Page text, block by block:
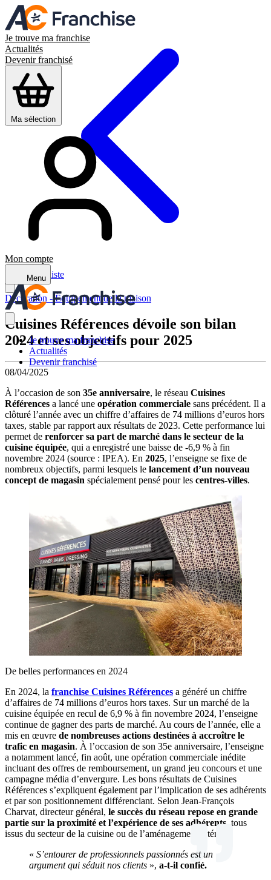
Je trouve ma franchise
Actualités
Devenir franchisé
Ma sélection
Mon compte
Menu
Je trouve ma franchise
Actualités
Devenir franchisé
Retour à la liste
Décoration - Équipement de la maison
Cuisines Références dévoile son bilan
2024 et ses objectifs pour 2025
08/04/2025
À l’occasion de son 35e anniversaire, le réseau Cuisines
Références a lancé une opération commerciale sans précédent. Il a
clôturé l’année avec un chiffre d’affaires de 74 millions d’euros hors
taxes, stable par rapport aux résultats de 2023. Cette performance lui
permet de renforcer sa part de marché dans le secteur de la
cuisine équipée, qui a enregistré une baisse de -6,9 % à fin
novembre 2024 (source : IPEA). En 2025, l’enseigne se fixe de
nombreux objectifs, parmi lesquels le lancement d’un nouveau
concept de magasin spécialement pensé pour les centres-villes.
De belles performances en 2024
En 2024, la franchise Cuisines Références a généré un chiffre
d’affaires de 74 millions d’euros hors taxes. Sur un marché de la
cuisine équipée en recul de 6,9 % à fin novembre 2024, l’enseigne
continue de gagner des parts de marché. Au cours de l’année, elle a
mis en œuvre de nombreuses actions destinées à accroître le
trafic en magasin. À l’occasion de son 35e anniversaire, l’enseigne
a notamment lancé, fin août, une opération commerciale inédite
incluant des offres de remboursement, un grand jeu concours et une
campagne média d’envergure. Les bons résultats de Cuisines
Références s’expliquent également par l’implication de ses adhérents
et par son positionnement différenciant. Selon Jean-François
Charvat, directeur général, le succès du réseau repose en grande
partie sur la proximité et l’expérience de ses adhérents , tous
issus du secteur de la cuisine ou de l’aménagement intérieur.
« S’entourer de professionnels passionnés est un
argument qui séduit nos clients », a-t-il confié.